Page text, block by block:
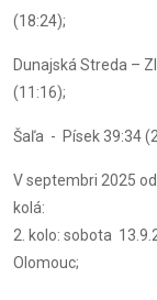
(18:24);
Dunajská Streda –
(11:16);
Šaľa - Písek 39:34
V septembri 2025
2. kolo: sobota